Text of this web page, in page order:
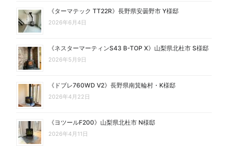
《ターマテック TT22R》長野県安曇野市 Y様邸
2026年6月4日
《ネスターマーティンS43 B-TOP X》山梨県北杜市 S様邸
2026年5月9日
《ドブレ760WD V2》長野県南箕輪村・K様邸
2026年4月22日
《ヨツールF200》山梨県北杜市 N様邸
2026年4月11日